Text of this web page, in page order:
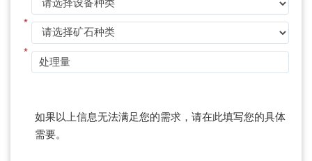
*
*
如果以上信息无法满足您的需求，请在此填写您的具体
需要。